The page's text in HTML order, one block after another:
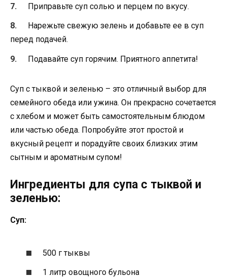
Приправьте суп солью и перцем по вкусу.
Нарежьте свежую зелень и добавьте ее в суп
перед подачей.
Подавайте суп горячим. Приятного аппетита!
Суп с тыквой и зеленью – это отличный выбор для
семейного обеда или ужина. Он прекрасно сочетается
с хлебом и может быть самостоятельным блюдом
или частью обеда. Попробуйте этот простой и
вкусный рецепт и порадуйте своих близких этим
сытным и ароматным супом!
Ингредиенты для супа с тыквой и
зеленью:
Суп:
500 г тыквы
1 литр овощного бульона